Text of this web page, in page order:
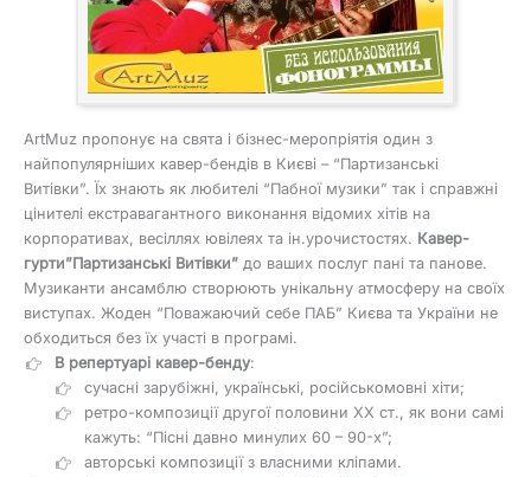
ArtMuz пропонує на свята і бізнес-меропріятія один з
найпопулярніших кавер-бендів в Києві – “Партизанські
Витівки”. Їх знають як любителі “Пабної музики” так і справжні
цінителі екстравагантного виконання відомих хітів на
корпоративах, весіллях ювілеях та ін.урочистостях. Кавер-
гурти”Партизанські Витівки” до ваших послуг пані та панове.
Музиканти ансамблю створюють унікальну атмосферу на своїх
виступах. Жоден “Поважаючий себе ПАБ” Києва та України не
обходиться без їх участі в програмі.
В репертуарі кавер-бенду:
сучасні зарубіжні, українські, російськомовні хіти;
ретро-композиції другої половини ХХ ст., як вони самі
кажуть: “Пісні давно минулих 60 – 90-х”;
авторські композиції з власними кліпами.